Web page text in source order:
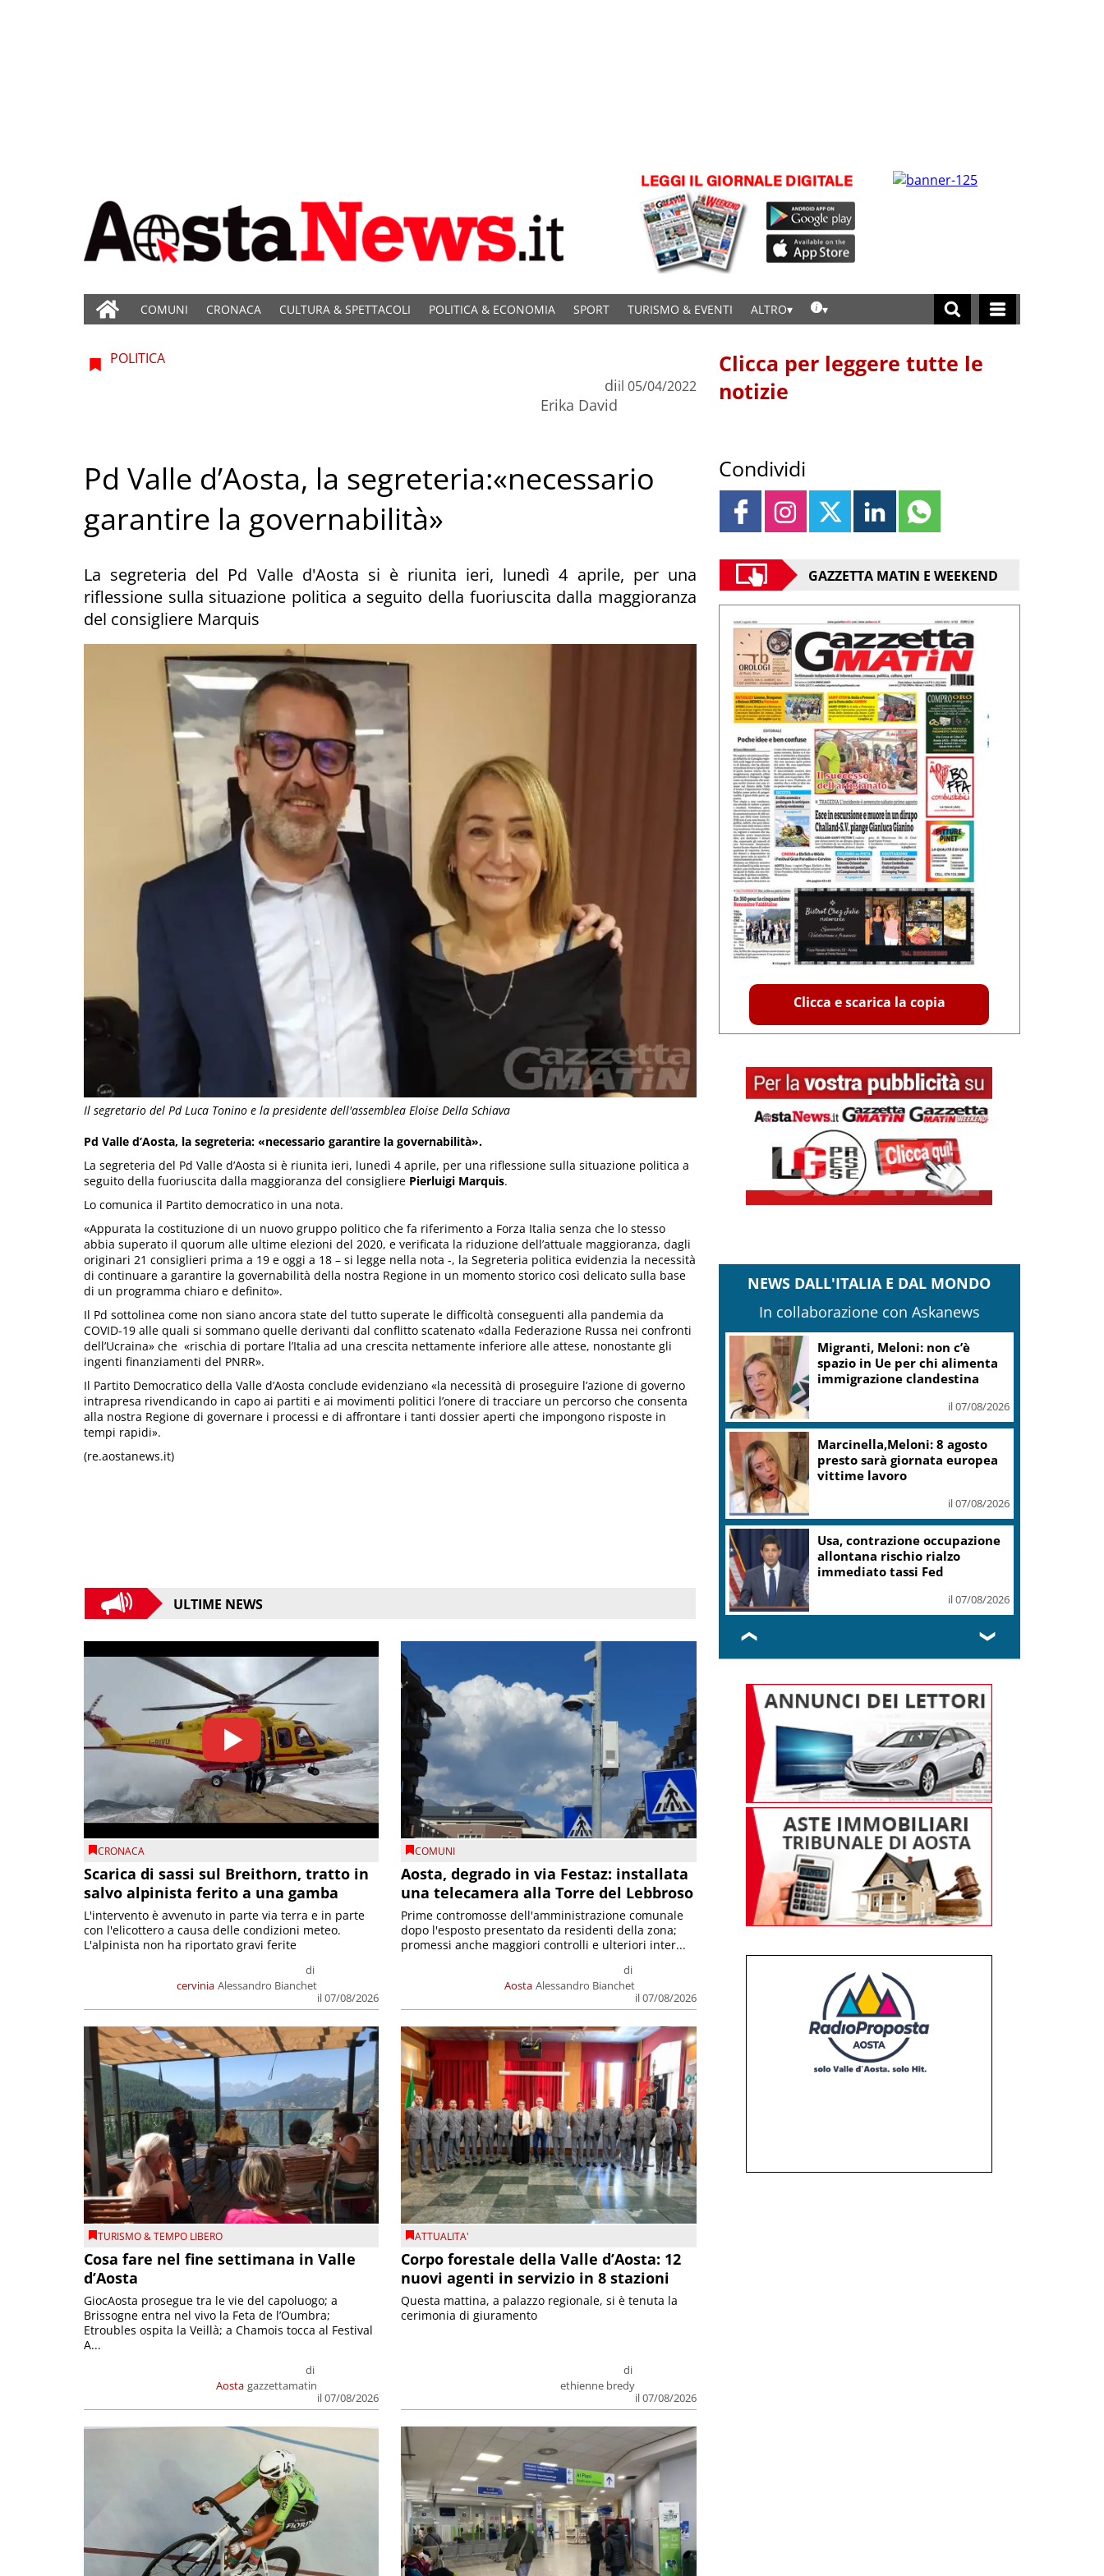
COMUNI CRONACA CULTURA & SPETTACOLI POLITICA & ECONOMIA SPORT TURISMO & EVENTI ALTRO
Il segretario del Pd Luca Tonino e la presidente dell'assemblea Eloise Della Schiava
POLITICA
di
Erika David
il 05/04/2022
Pd Valle d’Aosta, la segreteria:«necessario
garantire la governabilità»
La segreteria del Pd Valle d'Aosta si è riunita ieri, lunedì 4 aprile, per una
riflessione sulla situazione politica a seguito della fuoriuscita dalla maggioranza
del consigliere Marquis
Pd Valle d’Aosta, la segreteria: «necessario garantire la governabilità».
La segreteria del Pd Valle d’Aosta si è riunita ieri, lunedì 4 aprile, per una riflessione sulla situazione politica a
seguito della fuoriuscita dalla maggioranza del consigliere Pierluigi Marquis.
Lo comunica il Partito democratico in una nota.
«Appurata la costituzione di un nuovo gruppo politico che fa riferimento a Forza Italia senza che lo stesso
abbia superato il quorum alle ultime elezioni del 2020, e verificata la riduzione dell’attuale maggioranza, dagli
originari 21 consiglieri prima a 19 e oggi a 18 – si legge nella nota -, la Segreteria politica evidenzia la necessità
di continuare a garantire la governabilità della nostra Regione in un momento storico così delicato sulla base
di un programma chiaro e definito».
Il Pd sottolinea come non siano ancora state del tutto superate le difficoltà conseguenti alla pandemia da
COVID-19 alle quali si sommano quelle derivanti dal conflitto scatenato «dalla Federazione Russa nei confronti
dell’Ucraina» che «rischia di portare l’Italia ad una crescita nettamente inferiore alle attese, nonostante gli
ingenti finanziamenti del PNRR».
Il Partito Democratico della Valle d’Aosta conclude evidenziano «la necessità di proseguire l’azione di governo
intrapresa rivendicando in capo ai partiti e ai movimenti politici l’onere di tracciare un percorso che consenta
alla nostra Regione di governare i processi e di affrontare i tanti dossier aperti che impongono risposte in
tempi rapidi».
(re.aostanews.it)
ULTIME NEWS
CRONACA
Scarica di sassi sul Breithorn, tratto in
salvo alpinista ferito a una gamba
cervinia
di
Alessandro Bianchet
il 07/08/2026
L'intervento è avvenuto in parte via terra e in parte
con l'elicottero a causa delle condizioni meteo.
L'alpinista non ha riportato gravi ferite
COMUNI
Aosta, degrado in via Festaz: installata
una telecamera alla Torre del Lebbroso
Aosta
di
Alessandro Bianchet
il 07/08/2026
Prime contromosse dell'amministrazione comunale
dopo l'esposto presentato da residenti della zona;
promessi anche maggiori controlli e ulteriori inter...
TURISMO & TEMPO LIBERO
Cosa fare nel fine settimana in Valle
d’Aosta
Aosta
di
gazzettamatin
il 07/08/2026
GiocAosta prosegue tra le vie del capoluogo; a
Brissogne entra nel vivo la Feta de l’Oumbra;
Etroubles ospita la Veillà; a Chamois tocca al Festival
A...
ATTUALITA'
Corpo forestale della Valle d’Aosta: 12
nuovi agenti in servizio in 8 stazioni
di
ethienne bredy
il 07/08/2026
Questa mattina, a palazzo regionale, si è tenuta la
cerimonia di giuramento
Clicca per leggere tutte le
notizie
Condividi
GAZZETTA MATIN E WEEKEND
Clicca e scarica la copia
NEWS DALL'ITALIA E DAL MONDO
In collaborazione con Askanews
Migranti, Meloni: non c’è
spazio in Ue per chi alimenta
immigrazione clandestina
il 07/08/2026
Marcinella,Meloni: 8 agosto
presto sarà giornata europea
vittime lavoro
il 07/08/2026
Usa, contrazione occupazione
allontana rischio rialzo
immediato tassi Fed
il 07/08/2026
❮ ❯